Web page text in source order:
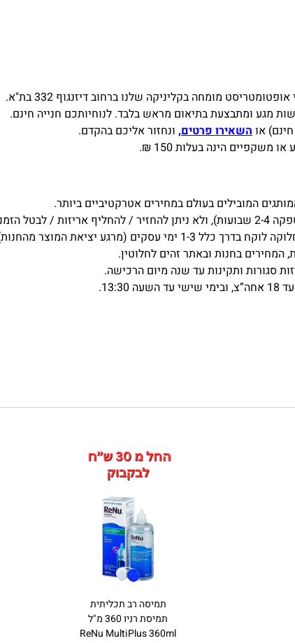
מומחה בקליניקה שלנו ברחוב דיזנגוף 332 בת"א.
מגע ומתבצעת בתיאום מראש בלבד. לנוחיותכם חנייה חינם.
אוהשאירו פרטים, ונחזור אליכם בהקדם.
הינה בעלות 150 ₪.
המובילים בעולם במחירים אטרקטיביים ביותר.
הזמנה.
(מרגע יציאת המוצר מהחנות)
המחירים בחנות ובאתר זהים לחלוטין.
סגורות ותקינות עד שנה מיום הרכישה.
תמיסה רב תכליתית
תמיסת רניו 360 מ"ל
ReNu MultiPlus 360ml